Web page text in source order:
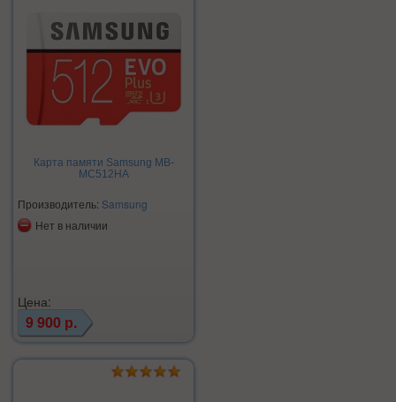
Карта памяти Samsung MB-
MC512HA
Производитель: Samsung
Нет в наличии
Цена:
9 900 р.